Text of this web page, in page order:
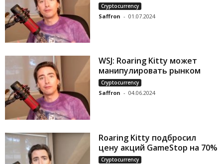
Cryptocurrency
Saffron - 01.07.2024
WSJ: Roaring Kitty может
манипулировать рынком
Cryptocurrency
Saffron - 04.06.2024
Roaring Kitty подбросил
цену акций GameStop на 70%
Cryptocurrency